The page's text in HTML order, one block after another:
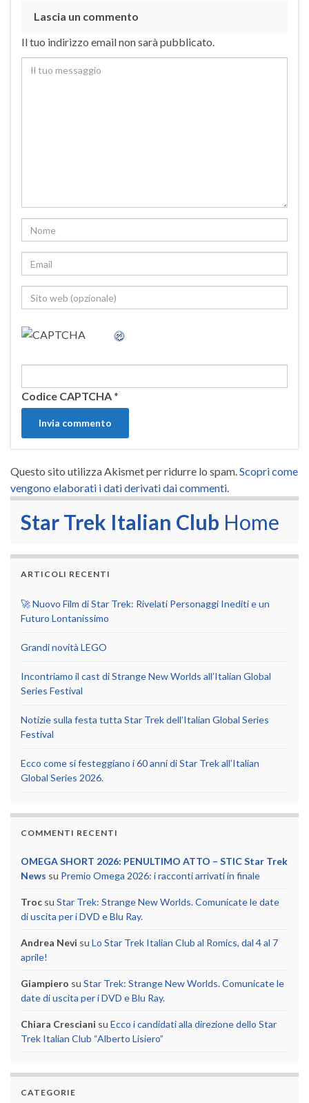
Lascia un commento
Il tuo indirizzo email non sarà pubblicato.
Codice CAPTCHA*
Questo sito utilizza Akismet per ridurre lo spam.Scopri come
vengono elaborati i dati derivati dai commenti.
Star Trek Italian Club Home
ARTICOLI RECENTI
🚀 Nuovo Film di Star Trek: Rivelati Personaggi Inediti e un
Futuro Lontanissimo
Grandi novità LEGO
Incontriamo il cast di Strange New Worlds all’Italian Global
Series Festival
Notizie sulla festa tutta Star Trek dell’Italian Global Series
Festival
Ecco come si festeggiano i 60 anni di Star Trek all’Italian
Global Series 2026.
COMMENTI RECENTI
OMEGA SHORT 2026: PENULTIMO ATTO – STIC Star Trek
News su Premio Omega 2026: i racconti arrivati in finale
Troc su Star Trek: Strange New Worlds. Comunicate le date
di uscita per i DVD e Blu Ray.
Andrea Nevi su Lo Star Trek Italian Club al Romics, dal 4 al 7
aprile!
Giampiero su Star Trek: Strange New Worlds. Comunicate le
date di uscita per i DVD e Blu Ray.
Chiara Cresciani su Ecco i candidati alla direzione dello Star
Trek Italian Club “Alberto Lisiero”
CATEGORIE